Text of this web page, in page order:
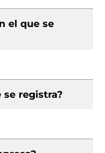
el que se
se registra?